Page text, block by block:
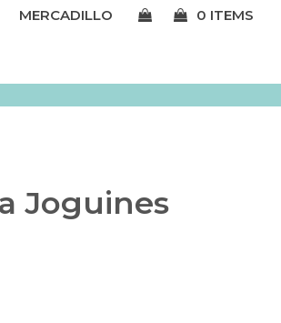
MERCADILLO 0 ITEMS
Joguines